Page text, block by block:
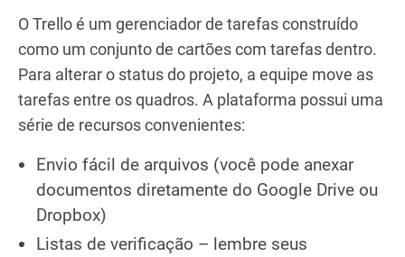
O Trello é um gerenciador de tarefas construído
como um conjunto de cartões com tarefas dentro.
Para alterar o status do projeto, a equipe move as
tarefas entre os quadros. A plataforma possui uma
série de recursos convenientes:
Envio fácil de arquivos (você pode anexar
documentos diretamente do Google Drive ou
Dropbox)
Listas de verificação – lembre seus